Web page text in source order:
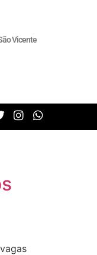
Vicente